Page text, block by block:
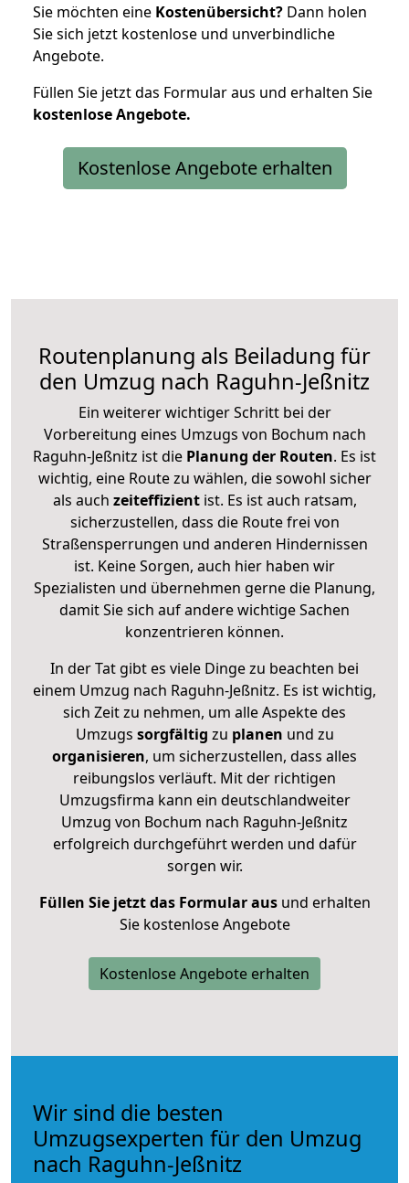
Sie möchten eine Kostenübersicht? Dann holen
Sie sich jetzt kostenlose und unverbindliche
Angebote.
Füllen Sie jetzt das Formular aus und erhalten Sie
kostenloseAngebote.
Kostenlose Angebote erhalten
Routenplanung als Beiladung für
den Umzug nach Raguhn-Jeßnitz
Ein weiterer wichtiger Schritt bei der
Vorbereitung eines Umzugs von Bochum nach
Raguhn-Jeßnitz ist die Planung der Routen. Es ist
wichtig, eine Route zu wählen, die sowohl sicher
als auch zeiteffizientist. Es ist auch ratsam,
sicherzustellen, dass die Route frei von
Straßensperrungen und anderen Hindernissen
ist. Keine Sorgen, auch hier haben wir
Spezialisten und übernehmen gerne die Planung,
damit Sie sich auf andere wichtige Sachen
konzentrieren können.
In der Tat gibt es viele Dinge zu beachten bei
einem Umzug nach Raguhn-Jeßnitz. Es ist wichtig,
sich Zeit zu nehmen, um alle Aspekte des
Umzugs sorgfältig zu planen und zu
organisieren, um sicherzustellen, dass alles
reibungslos verläuft. Mit der richtigen
Umzugsfirma kann ein deutschlandweiter
Umzug von Bochum nach Raguhn-Jeßnitz
erfolgreich durchgeführt werden und dafür
sorgen wir.
Füllen Sie jetzt das Formular ausund erhalten
Sie kostenlose Angebote
Kostenlose Angebote erhalten
Wir sind die besten
Umzugsexperten für den Umzug
nach Raguhn-Jeßnitz